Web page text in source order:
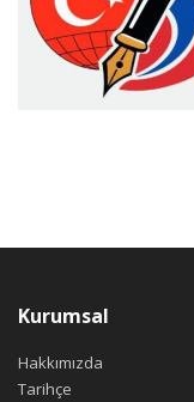
Kurumsal
Hakkımızda
Tarihçe